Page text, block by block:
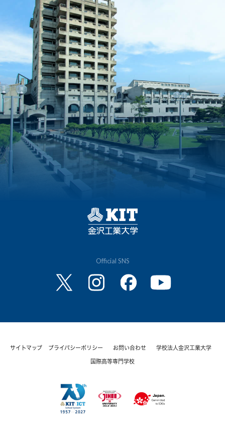
Official SNS
サイトマップ プライバシーポリシー お問い合わせ 学校法人金沢工業大学
国際高等専門学校